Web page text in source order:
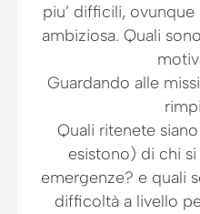
piu’ difficili,
ambiziosa. Quali
Guardando alle
Quali ritenete
esistono) di chi
emergenze? e quali
difficoltà a livello